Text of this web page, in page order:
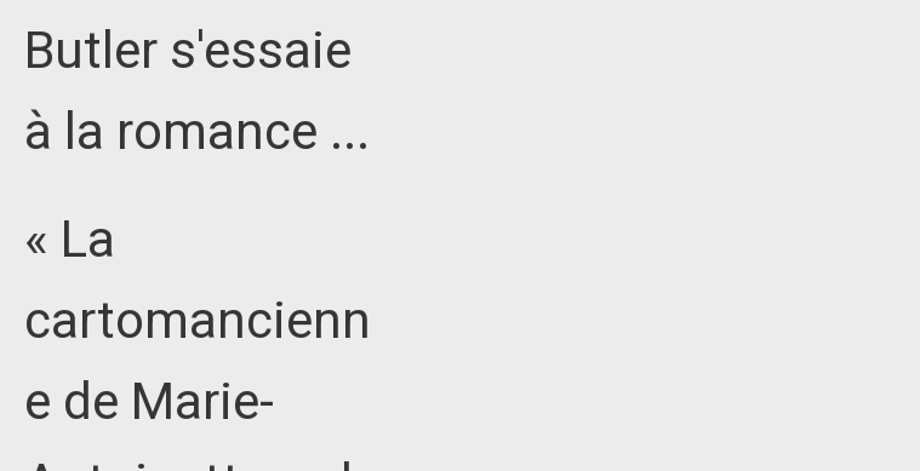
Butler s'essaie
à la romance ...
« La
cartomancienn
e de Marie-